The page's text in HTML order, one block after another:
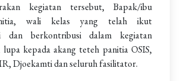
kegiatan tersebut, Bapak/ibu
wali kelas yang telah ikut
dan berkontribusi dalam kegiatan
kepada akang teteh panitia OSIS,
Djoekamti dan seluruh fasilitator.